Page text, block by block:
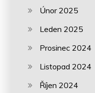
Únor 2025
Leden 2025
Prosinec 2024
Listopad 2024
Říjen 2024